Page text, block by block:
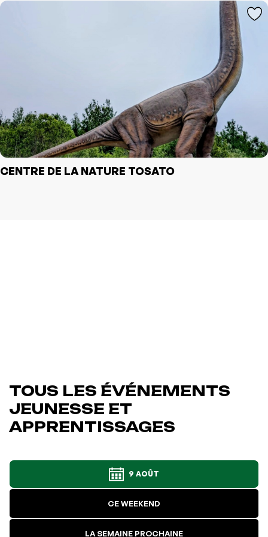
CENTRE DE LA NATURE TOSATO
TOUS LES ÉVÉNEMENTS
JEUNESSE ET
APPRENTISSAGES
9 AOÛT
CE WEEKEND
LA SEMAINE PROCHAINE